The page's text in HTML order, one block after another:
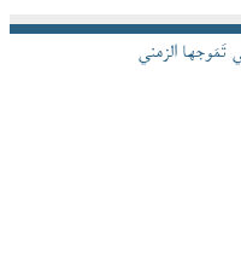
تَمَوجها الزمني